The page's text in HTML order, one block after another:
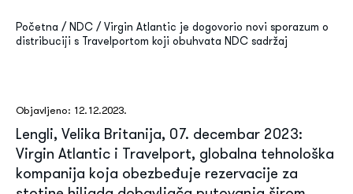
Početna / NDC/ Virgin Atlantic je dogovorio novi sporazum o
distribuciji s Travelportom koji obuhvata NDC sadržaj
Objavljeno: 12.12.2023.
Lengli, Velika Britanija, 07. decembar 2023:
Virgin Atlantic i Travelport, globalna tehnološka
kompanija koja obezbeđuje rezervacije za